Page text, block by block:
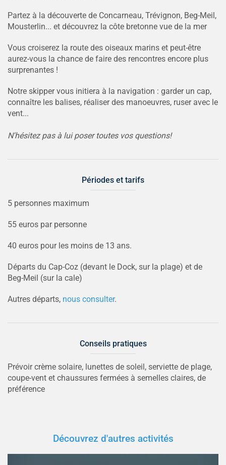
Partez à la découverte de Concarneau, Trévignon, Beg-Meil,
Mousterlin... et découvrez la côte bretonne vue de la mer
Vous croiserez la route des oiseaux marins et peut-être
aurez-vous la chance de faire des rencontres encore plus
surprenantes !
Notre skipper vous initiera à la navigation : garder un cap,
connaître les balises, réaliser des manoeuvres, ruser avec le
vent...
N'hésitez pas à lui poser toutes vos questions!
Périodes et tarifs
5 personnes maximum
55 euros par personne
40 euros pour les moins de 13 ans.
Départs du Cap-Coz (devant le Dock, sur la plage) et de
Beg-Meil (sur la cale)
Autres départs, nous consulter.
Conseils pratiques
Prévoir crème solaire, lunettes de soleil, serviette de plage,
coupe-vent et chaussures fermées à semelles claires, de
préférence
Découvrez d'autres activités